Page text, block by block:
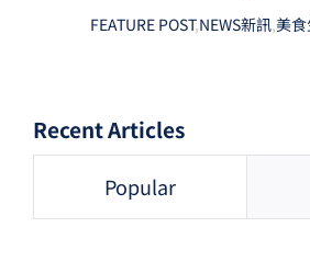
FEATURE POST,NEWS新訊,美
Recent Articles
Popular